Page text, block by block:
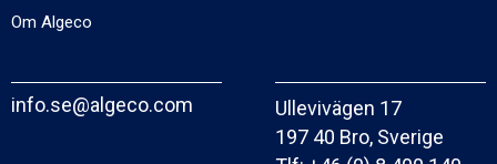
Om Algeco
info.se@algeco.com
Ullevivägen 17
197 40 Bro, Sverige